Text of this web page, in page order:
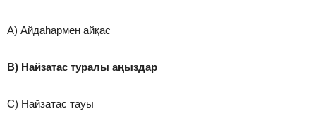
A) Айдаһармен айқас
B) Найзатас туралы аңыздар
C) Найзатас тауы